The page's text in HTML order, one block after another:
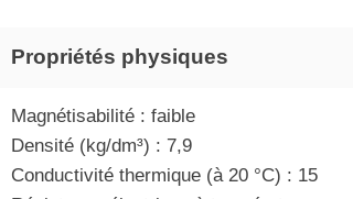
Propriétés physiques
Magnétisabilité : faible
Densité (kg/dm³) : 7,9
Conductivité thermique (à 20 °C) : 15